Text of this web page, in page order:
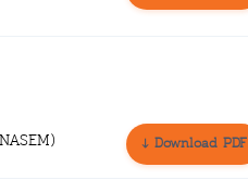
↓ Download PDF